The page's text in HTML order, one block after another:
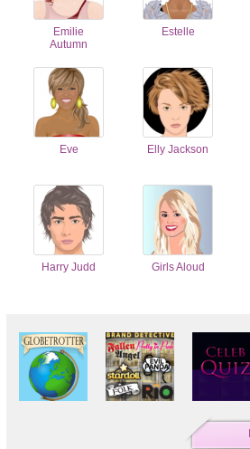
Emilie
Autumn
Estelle
Eve Elly Jackson
Harry Judd Girls Aloud